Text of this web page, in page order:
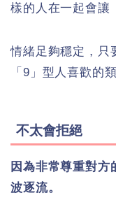
樣的人在一起會讓
情緒足夠穩定，只
「9」型人喜歡的類
不太會拒絕
因為非常尊重對方
波逐流。